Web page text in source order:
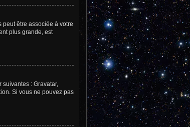
peut être associée à votre
plus grande, est
suivantes : Gravatar,
Si vous ne pouvez pas